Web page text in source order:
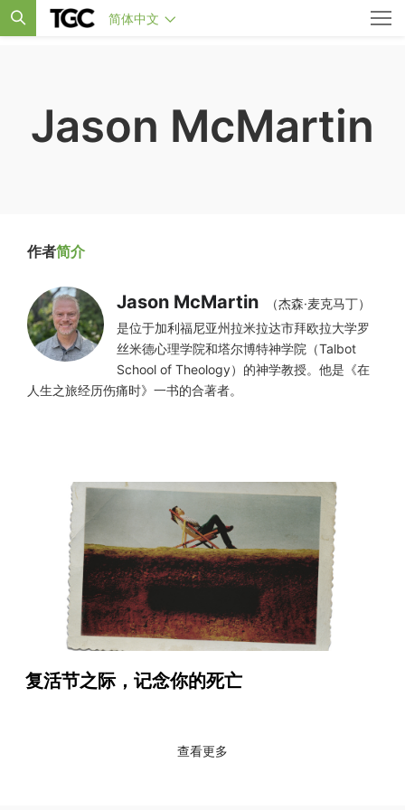
简体中文
Jason McMartin
作者简介
Jason McMartin
（杰森·麦克马丁）
是位于加利福尼亚州拉米拉达市拜欧拉大学罗
丝米德心理学院和塔尔博特神学院（Talbot
School of Theology）的神学教授。他是《在
人生之旅经历伤痛时》一书的合著者。
复活节之际，记念你的死亡
查看更多